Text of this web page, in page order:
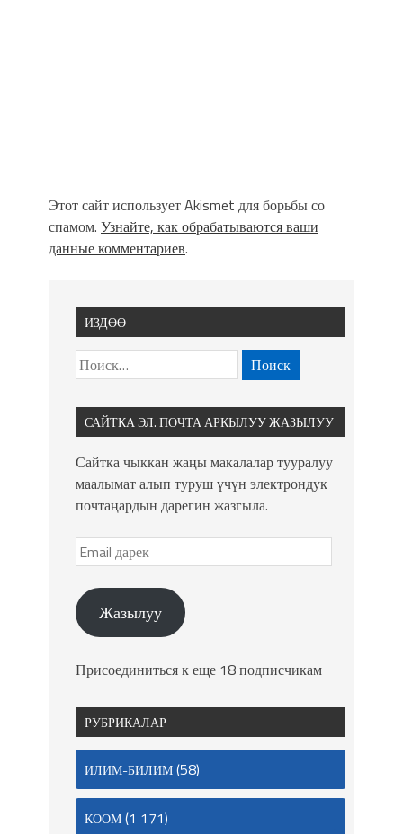
Этот сайт использует Akismet для борьбы со
спамом. Узнайте, как обрабатываются ваши
данные комментариев.
ИЗДӨӨ
САЙТКА ЭЛ. ПОЧТА АРКЫЛУУ ЖАЗЫЛУУ
Сайтка чыккан жаңы макалалар тууралуу
маалымат алып туруш үчүн электрондук
почтаңардын дарегин жазгыла.
Жазылуу
Присоединиться к еще 18 подписчикам
РУБРИКАЛАР
ИЛИМ-БИЛИМ(58)
КООМ(1 171)